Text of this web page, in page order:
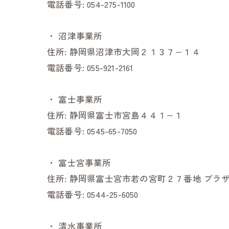
電話番号:054-275-1100
・ 沼津事業所
住所: 静岡県沼津市大岡２１３７−１４
電話番号:055-921-2161
・ 富士事業所
住所: 静岡県富士市宮島４４１−１
電話番号:0545-65-7050
・ 富士宮事業所
住所: 静岡県富士宮市若の宮町２７番地 プラ
電話番号:0544-25-6050
・ 清水事業所